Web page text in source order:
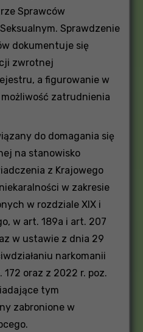
Sprawców
Sprawdzenie
dokumentuje się
zwrotnej
a figurowanie w
zatrudnienia
do domagania się
na stanowisko
z Krajowego
w zakresie
w rozdziale XIX i
w art. 189a i art. 207
w ustawie z dnia 29
narkomanii
172 oraz z 2022 r. poz.
tym
zabronione w